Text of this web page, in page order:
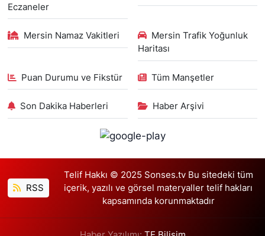
Eczaneler
Mersin Namaz Vakitleri
Mersin Trafik Yoğunluk
Haritası
Puan Durumu ve Fikstür Tüm Manşetler
Son Dakika Haberleri Haber Arşivi
RSS
Telif Hakkı © 2025 Sonses.tv Bu sitedeki tüm
içerik, yazılı ve görsel materyaller telif hakları
kapsamında korunmaktadır